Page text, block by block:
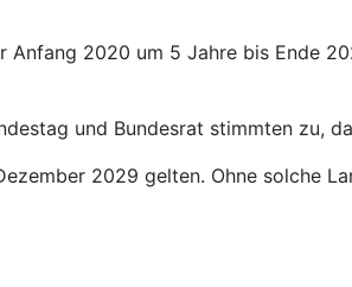
2020 um 5 Jahre bis Ende
und Bundesrat stimmten zu,
2029 gelten. Ohne solche